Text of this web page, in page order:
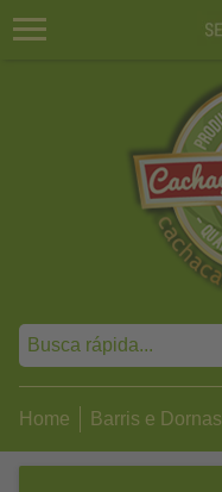
Home Barris e Dornas